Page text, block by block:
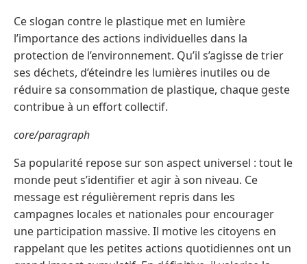
Ce slogan contre le plastique met en lumière
l’importance des actions individuelles dans la
protection de l’environnement. Qu’il s’agisse de trier
ses déchets, d’éteindre les lumières inutiles ou de
réduire sa consommation de plastique, chaque geste
contribue à un effort collectif.
core/paragraph
Sa popularité repose sur son aspect universel : tout le
monde peut s’identifier et agir à son niveau. Ce
message est régulièrement repris dans les
campagnes locales et nationales pour encourager
une participation massive. Il motive les citoyens en
rappelant que les petites actions quotidiennes ont un